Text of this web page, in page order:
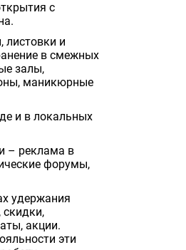
с
листовки и
в смежных
залы,
маникюрные
и в локальных
– реклама в
форумы,
удержания
скидки,
акции.
эти